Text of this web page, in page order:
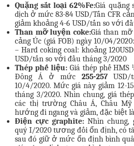
Quặng sắt loại 62%Fe:Giá quặng
dịch ở mức 83-84 USD/Tấn CFR
giảm khoảng 4-6 USD/tấn so với
Than mỡ luyện coke:Giá than
cảng Úc (giá FOB) ngày 10/04/2020:
– Hard coking coal: khoảng
USD/tấn so với đầu tháng 3/2020
Thép phế liệu:Giá thép phế HMS
Đông Á ở mức 255-257USD/
10/4/2020. Mức giá này giảm 12-
tháng 3/2020. Nhìn chung, giá
các thị trường Châu Á, Châu
hướng đi ngang và giảm, đặc biệt
Điện cực graphite:Nhìn chung,
quý I/2020 tương đối ổn định, có
sau đó giữ ở mức ổn định bình